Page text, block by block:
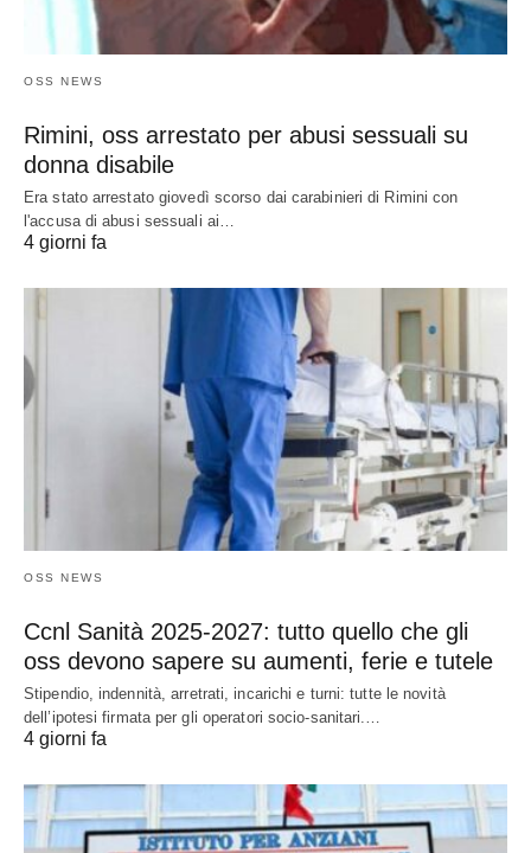
OSS NEWS
Rimini, oss arrestato per abusi sessuali su
donna disabile
Era stato arrestato giovedì scorso dai carabinieri di Rimini con
l'accusa di abusi sessuali ai…
4 giorni fa
OSS NEWS
Ccnl Sanità 2025-2027: tutto quello che gli
oss devono sapere su aumenti, ferie e tutele
Stipendio, indennità, arretrati, incarichi e turni: tutte le novità
dell’ipotesi firmata per gli operatori socio-sanitari.…
4 giorni fa